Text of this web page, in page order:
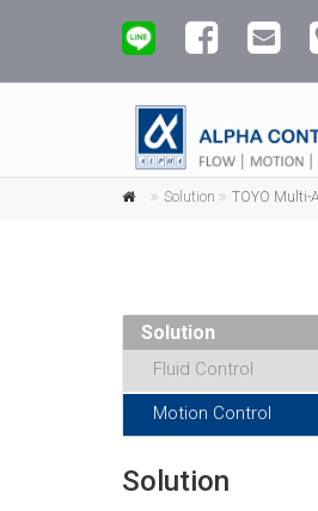
Solution TOYO Multi-
Solution
Fluid Control
Motion Control
Solution